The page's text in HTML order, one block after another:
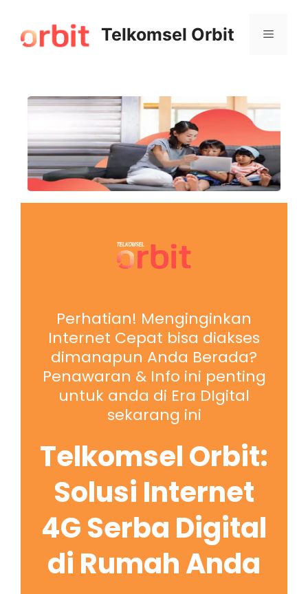
Telkomsel Orbit
Perhatian! Menginginkan
Internet Cepat bisa diakses
dimanapun Anda Berada?
Penawaran & Info ini penting
untuk anda di Era DIgital
sekarang ini
Telkomsel Orbit:
Solusi Internet
4G Serba Digital
di Rumah Anda